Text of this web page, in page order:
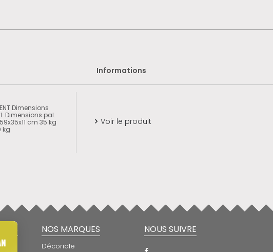
Informations
Dimensions
Dimensions pal.
cm 35 kg
kg
 Voir le produit
NOS MARQUES
Décoriale
NOUS SUIVRE